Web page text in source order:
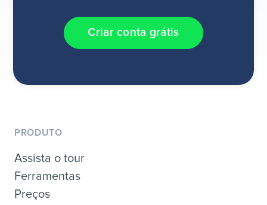
Criar conta grátis
PRODUTO
Assista o tour
Ferramentas
Preços